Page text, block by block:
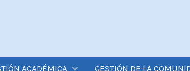
ACADÉMICA GESTIÓN DE LA